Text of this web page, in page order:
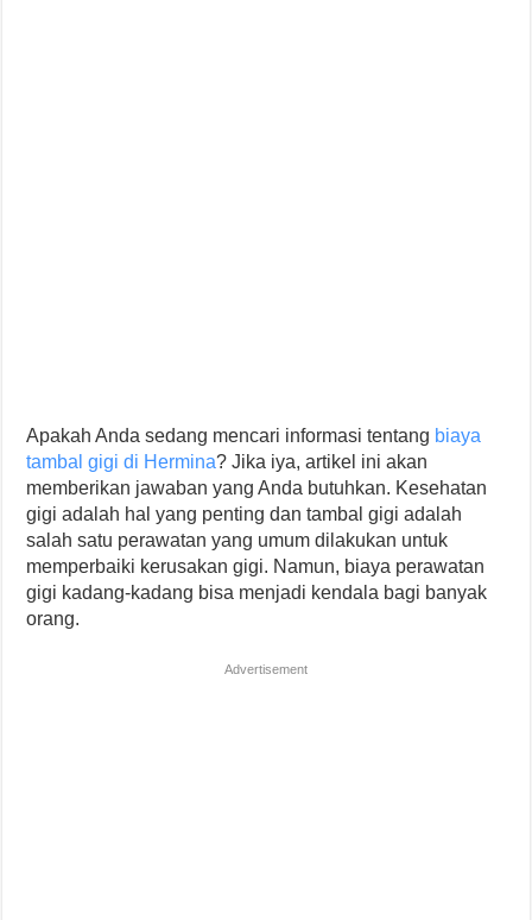
Apakah Anda sedang mencari informasi tentang biaya
tambal gigi di Hermina? Jika iya, artikel ini akan
memberikan jawaban yang Anda butuhkan. Kesehatan
gigi adalah hal yang penting dan tambal gigi adalah
salah satu perawatan yang umum dilakukan untuk
memperbaiki kerusakan gigi. Namun, biaya perawatan
gigi kadang-kadang bisa menjadi kendala bagi banyak
orang.
Advertisement